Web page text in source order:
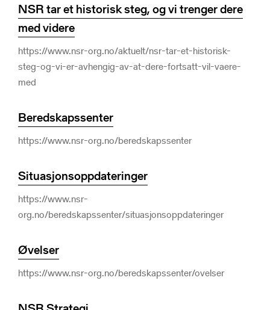
NSR tar et historisk steg, og vi trenger dere
med videre
https://www.nsr-org.no/aktuelt/nsr-tar-et-historisk-
steg-og-vi-er-avhengig-av-at-dere-fortsatt-vil-vaere-
med
Beredskapssenter
https://www.nsr-org.no/beredskapssenter
Situasjonsoppdateringer
https://www.nsr-
org.no/beredskapssenter/situasjonsoppdateringer
Øvelser
https://www.nsr-org.no/beredskapssenter/ovelser